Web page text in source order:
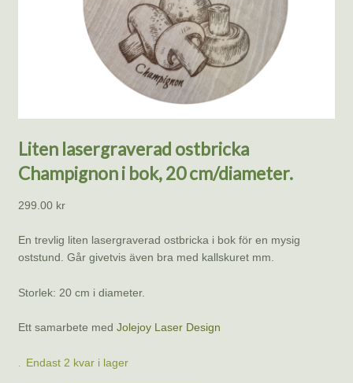
Liten lasergraverad ostbricka
Champignon i bok, 20 cm/diameter.
299.00 kr
En trevlig liten lasergraverad ostbricka i bok för en mysig
oststund. Går givetvis även bra med kallskuret mm.
Storlek: 20 cm i diameter.
Ett samarbete med Jolejoy Laser Design
Endast 2 kvar i lager